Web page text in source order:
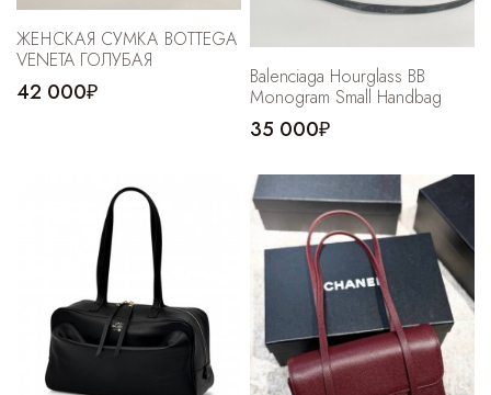
ЖЕНСКАЯ СУМКА BOTTEGA
VENETA ГОЛУБАЯ
42 000₽
Balenciaga Hourglass BB
Monogram Small Handbag
35 000₽